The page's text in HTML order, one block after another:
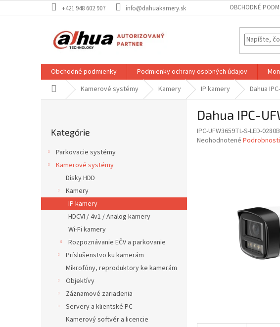
na
+421 948 602 907 info@dahuakamery.sk OBCHODNÉ
Obchodné podmienky Podmienky ochrany osobných údajov
DomovKamerové systémy Kamery IP kamery Dahua
kategórie
Kategórie
Parkovacie systémy
Kamerové systémy
Disky HDD
Kamery
IP kamery
HDCVI / 4v1 / Analog kamery
Wi-Fi kamery
Rozpoznávanie EČV a parkovanie
Príslušenstvo ku kamerám
Mikrofóny, reproduktory ke kamerám
Objektívy
Záznamové zariadenia
Servery a klientské PC
Kamerový softvér a licencie
Dahua IPC-
IPC-UFW3659TL-S-LED-
Priemerné
Neohodnotené